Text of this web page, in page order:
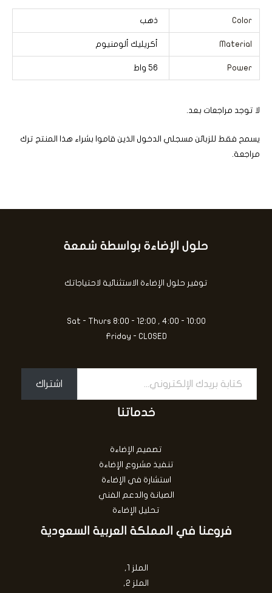
Color ذهب
Material أكريليك ألومنيوم
Power 56 واط
لا توجد مراجعات بعد.
يسمح فقط للزبائن مسجلي الدخول الذين قاموا بشراء هذا المنتج ترك
مراجعة.
حلول الإضاءة بواسطة شمعة
توفير حلول الإضاءة الاستثنائية لاحتياجاتك
Sat - Thurs 8:00 - 12:00 , 4:00 - 10:00
Friday - CLOSED
اشتراك
خدماتنا
تصميم الإضاءة
تنفيذ مشروع الإضاءة
استشارة في الإضاءة
الصيانة والدعم الفني
تحليل الإضاءة
فروعنا في المملكة العربية السعودية
الملز 1,
الملز 2,